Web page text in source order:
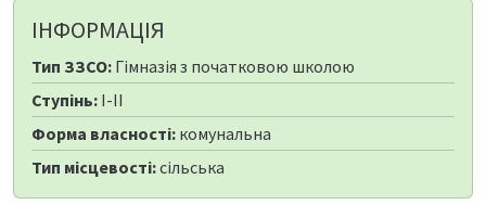
ІНФОРМАЦІЯ
Тип ЗЗСО: Гімназія з початковою школою
Ступінь: I-II
Форма власності: комунальна
Тип місцевості:сільська